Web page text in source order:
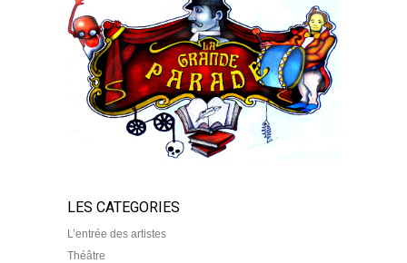
LES CATEGORIES
L’entrée des artistes
Théâtre